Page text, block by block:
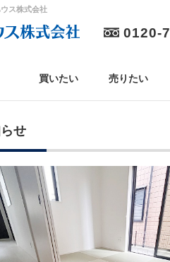
ス株式会社
0120-
買いたい 売りたい
せ